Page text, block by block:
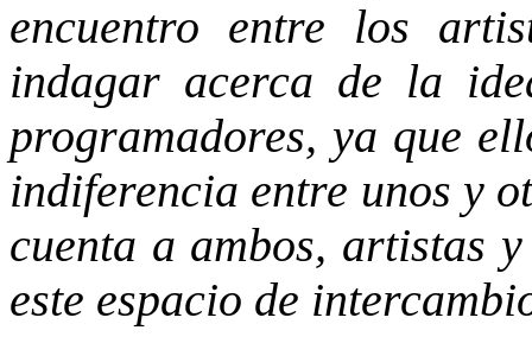
encuentro entre los
indagar acerca de la
programadores, ya que
indiferencia entre unos y
cuenta a ambos, artistas
este espacio de